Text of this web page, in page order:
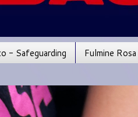
- Safeguarding Fulmine Rosa